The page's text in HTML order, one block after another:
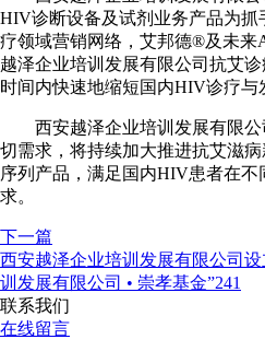
HIV诊断设备及试剂业务产品为
疗领域营销网络，艾邦德®及未来
越泽企业培训发展有限公司抗艾
时间内快速地缩短国内HIV诊疗与
西安越泽企业培训发展有限
切需求，将持续加大推进抗艾滋
序列产品，满足国内HIV患者在
求。
下一篇
西安越泽企业培训发展有限公司
训发展有限公司 • 崇孝基金”241
联系我们
在线留言